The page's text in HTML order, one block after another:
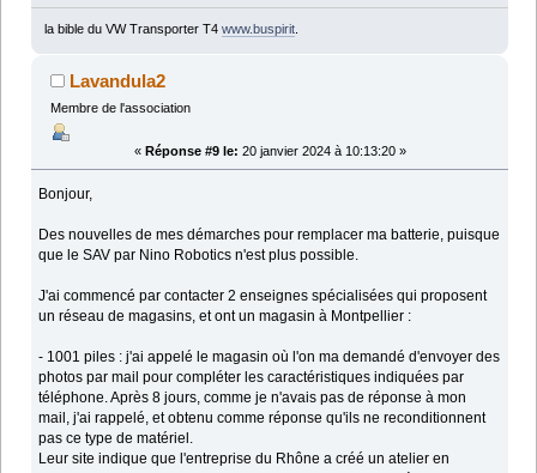
la bible du VW Transporter T4 www.buspirit.
Lavandula2
Membre de l'association
« Réponse #9 le: 20 janvier 2024 à 10:13:20 »
Bonjour,
Des nouvelles de mes démarches pour remplacer ma batterie, puisque
que le SAV par Nino Robotics n'est plus possible.
J'ai commencé par contacter 2 enseignes spécialisées qui proposent
un réseau de magasins, et ont un magasin à Montpellier :
- 1001 piles : j'ai appelé le magasin où l'on ma demandé d'envoyer des
photos par mail pour compléter les caractéristiques indiquées par
téléphone. Après 8 jours, comme je n'avais pas de réponse à mon
mail, j'ai rappelé, et obtenu comme réponse qu'ils ne reconditionnent
pas ce type de matériel.
Leur site indique que l'entreprise du Rhône a créé un atelier en